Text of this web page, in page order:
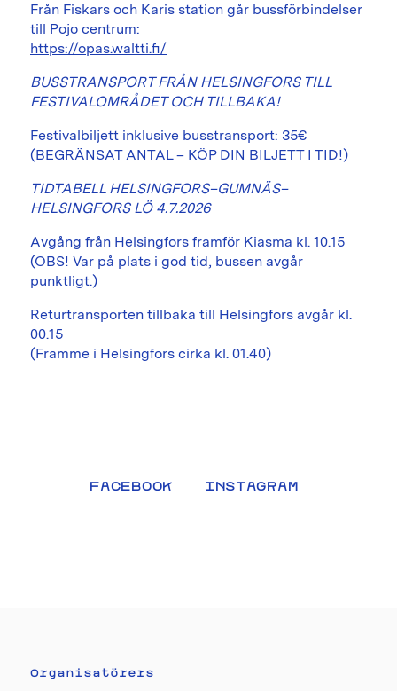
Från Fiskars och Karis station går bussförbindelser
till Pojo centrum:
https://opas.waltti.fi/
BUSSTRANSPORT FRÅN HELSINGFORS TILL
FESTIVALOMRÅDET OCH TILLBAKA!
Festivalbiljett inklusive busstransport: 35€
(BEGRÄNSAT ANTAL – KÖP DIN BILJETT I TID!)
TIDTABELL HELSINGFORS–GUMNÄS–
HELSINGFORS LÖ 4.7.2026
Avgång från Helsingfors framför Kiasma kl. 10.15
(OBS! Var på plats i god tid, bussen avgår
punktligt.)
Returtransporten tillbaka till Helsingfors avgår kl.
00.15
(Framme i Helsingfors cirka kl. 01.40)
FACEBOOK INSTAGRAM
Organisatörers